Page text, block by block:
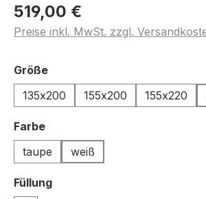
519,00 €
Preise inkl. MwSt. zzgl.
Größeauswählen
135x200
155x200 155x220
Farbeauswählen
taupe
weiß
Füllung